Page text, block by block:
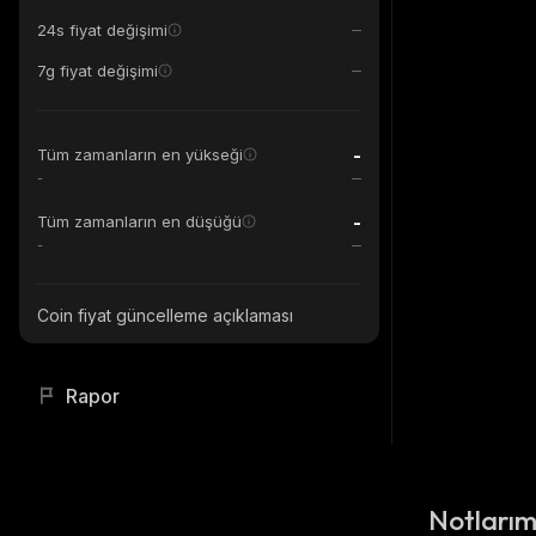
24s fiyat değişimi
7g fiyat değişimi
Tüm zamanların en yükseği -
-
Tüm zamanların en düşüğü -
-
Coin fiyat güncelleme açıklaması
Rapor
Notlarım